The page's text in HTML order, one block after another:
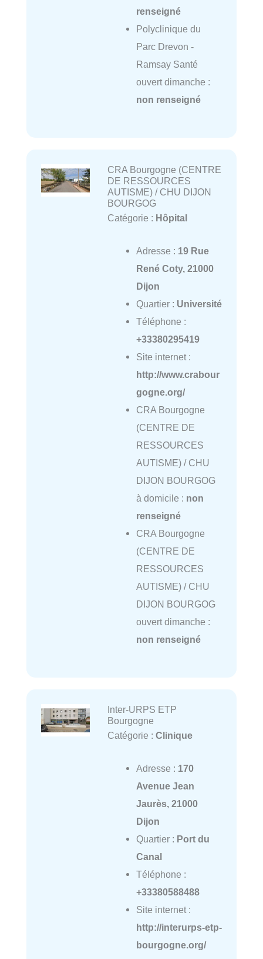
renseigné
Polyclinique du
Parc Drevon -
Ramsay Santé
ouvert dimanche :
non renseigné
CRA Bourgogne (CENTRE
DE RESSOURCES
AUTISME) / CHU DIJON
BOURGOG
Catégorie : Hôpital
Adresse : 19 Rue
René Coty, 21000
Dijon
Quartier : Université
Téléphone :
+33380295419
Site internet :
http://www.crabour
gogne.org/
CRA Bourgogne
(CENTRE DE
RESSOURCES
AUTISME) / CHU
DIJON BOURGOG
à domicile : non
renseigné
CRA Bourgogne
(CENTRE DE
RESSOURCES
AUTISME) / CHU
DIJON BOURGOG
ouvert dimanche :
non renseigné
Inter-URPS ETP
Bourgogne
Catégorie : Clinique
Adresse : 170
Avenue Jean
Jaurès, 21000
Dijon
Quartier : Port du
Canal
Téléphone :
+33380588488
Site internet :
http://interurps-etp-
bourgogne.org/